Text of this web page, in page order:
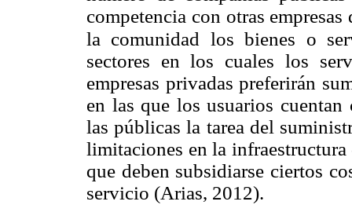
competencia con otras
la comunidad los bienes o
sectores en los cuales los
empresas privadas preferirán
en las que los usuarios
las públicas la tarea del
limitaciones en la
que deben subsidiarse ciertos
servicio (Arias, 2012).